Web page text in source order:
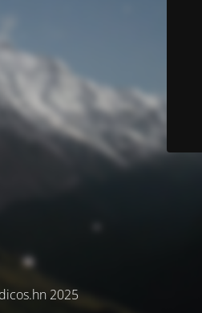
2025